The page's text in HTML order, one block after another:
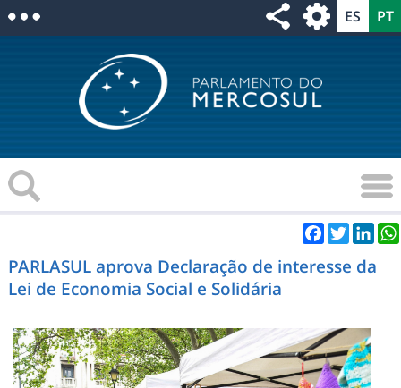
Facebook
Twitter
PARLASUL aprova Declaração de interesse da
Lei de Economia Social e Solidária